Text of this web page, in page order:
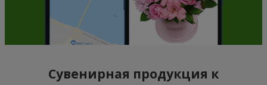
Сувенирная продукция к